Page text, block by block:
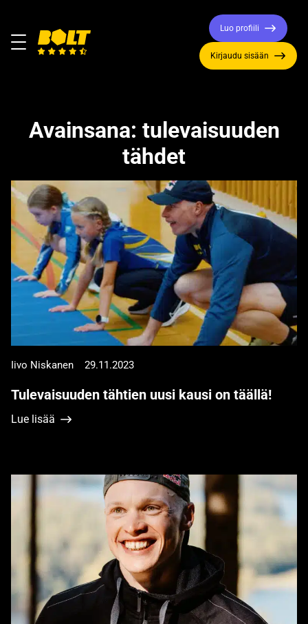
Valikko
Luo profiili
Kirjaudu sisään
Avainsana: tulevaisuuden
tähdet
Iivo Niskanen 29.11.2023
Tulevaisuuden tähtien uusi kausi on täällä!
Lue lisää